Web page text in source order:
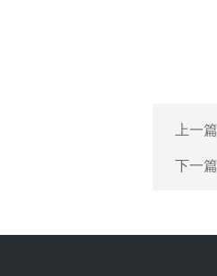
上一
下一篇